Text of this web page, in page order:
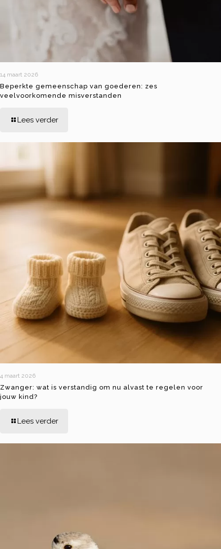
14 maart 2026
Beperkte gemeenschap van goederen: zes
veelvoorkomende misverstanden
Lees verder
4 maart 2026
Zwanger: wat is verstandig om nu alvast te regelen voor
jouw kind?
Lees verder